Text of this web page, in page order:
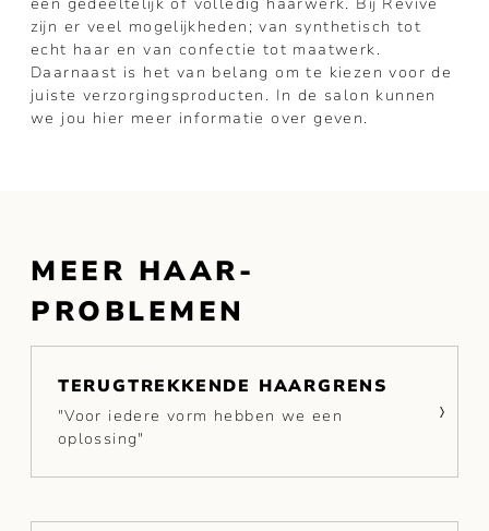
zijn er veel mogelijkheden; van synthetisch tot
echt haar en van confectie tot maatwerk.
Daarnaast is het van belang om te kiezen voor de
juiste verzorgingsproducten. In de salon kunnen
we jou hier meer informatie over geven.
MEER HAAR-
PROBLEMEN
TERUGTREKKENDE HAARGRENS
"Voor iedere vorm hebben we een
oplossing"